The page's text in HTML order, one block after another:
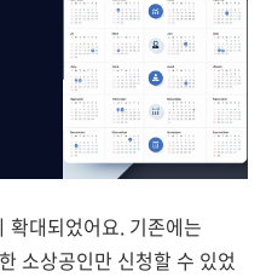
확대되었어요. 기존에는
소상공인만 신청할 수 있었